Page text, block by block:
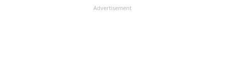
Advertisement